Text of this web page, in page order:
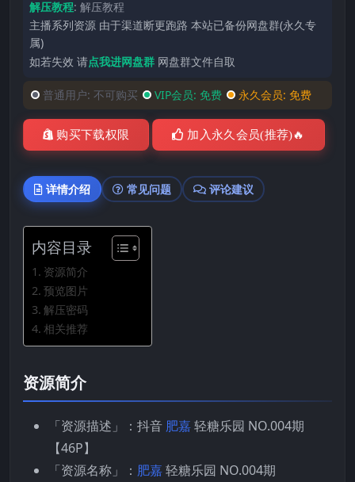
解压教程: 解压教程
主播系列资源 由于渠道断更跑路 本站已备份网盘群(永久专
属)
如若失效 请点我进网盘群 网盘群文件自取
普通用户: 不可购买 VIP会员: 免费 永久会员: 免费
购买下载权限 加入永久会员(推荐)🔥
详情介绍 常见问题 评论建议
内容目录
资源简介
预览图片
解压密码
相关推荐
资源简介
「资源描述」：抖音 肥嘉轻糖乐园 NO.004期
【46P】
「资源名称」： 肥嘉轻糖乐园 NO.004期